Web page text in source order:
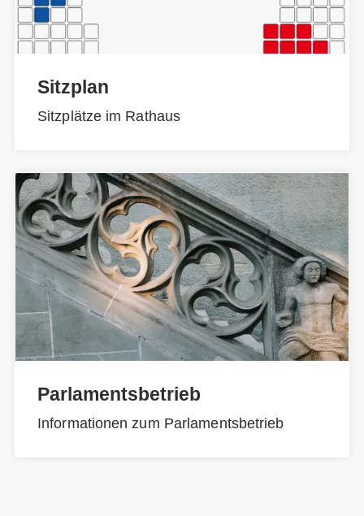
Sitzplan
Sitzplätze im Rathaus
Parlamentsbetrieb
Informationen zum Parlamentsbetrieb